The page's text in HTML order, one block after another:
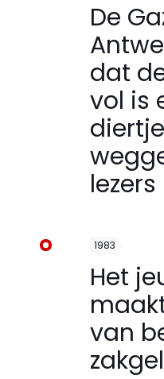
De
dat
vol is
lezers
1983
Het
van